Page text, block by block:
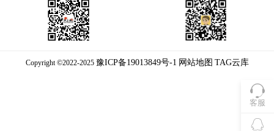
客服
Copyright ©2022-2025 豫ICP备19013849号-1 网站地图 TAG云库